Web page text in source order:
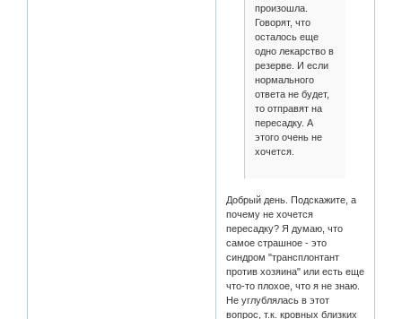
произошла.
Говорят, что
осталось еще
одно лекарство в
резерве. И если
нормального
ответа не будет,
то отправят на
пересадку. А
этого очень не
хочется.
Добрый день. Подскажите, а
почему не хочется
пересадку? Я думаю, что
самое страшное - это
синдром "трансплонтант
против хозяина" или есть еще
что-то плохое, что я не знаю.
Не углублялась в этот
вопрос, т.к. кровных близких